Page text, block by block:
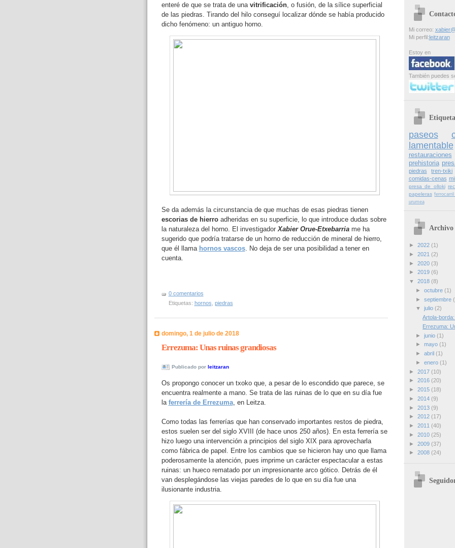
enteré de que se trata de una vitrificación, o fusión, de la sílice superficial
de las piedras. Tirando del hilo conseguí localizar dónde se había producido
dicho fenómeno: un antiguo horno.
Se da además la circunstancia de que muchas de esas piedras tienen
escorias de hierroadheridas en su superficie, lo que introduce dudas sobre
la naturaleza del horno. El investigador Xabier Orue-Etxebarriame ha
sugerido que podría tratarse de un horno de reducción de mineral de hierro,
que él llama hornos vascos. No deja de ser una posibilidad a tener en
cuenta.
0 comentarios
Etiquetas: hornos piedras
domingo, 1 de julio de 2018
Errezuma: Unas ruinas grandiosas
Publicado por leitzaran
Os propongo conocer un txoko que, a pesar de lo escondido que parece, se
encuentra realmente a mano. Se trata de las ruinas de lo que en su día fue
la ferrería de Errezuma, en Leitza.
Como todas las ferrerías que han conservado importantes restos de piedra,
estos suelen ser del siglo XVIII (de hace unos 250 años). En esta ferrería se
hizo luego una intervención a principios del siglo XIX para aprovecharla
como fábrica de papel. Entre los cambios que se hicieron hay uno que llama
poderosamente la atención, pues imprime un carácter espectacular a estas
ruinas: un hueco rematado por un impresionante arco gótico. Detrás de él
van desplegándose las viejas paredes de lo que en su día fue una
ilusionante industria.
Mi correo:
Mi perfil: leitzaran
Estoy en
También puedes
paseos
lamentable
restauraciones
prehistoria
piedras
tren-txiki
comidas-cenas
presa de olloki
papeleras
urumea
Archivo
► 2022 (1)
► 2021 (2)
► 2020 (3)
► 2019 (6)
▼ 2018 (8)
► octubre (1)
► septiembre
▼ julio (2)
Artola-
Errezuma:
► junio (1)
► mayo (1)
► abril (1)
► enero (1)
► 2017 (10)
► 2016 (20)
► 2015 (18)
► 2014 (9)
► 2013 (9)
► 2012 (17)
► 2011 (40)
► 2010 (25)
► 2009 (37)
► 2008 (24)